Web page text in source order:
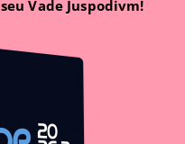
seu Vade Juspodivm!